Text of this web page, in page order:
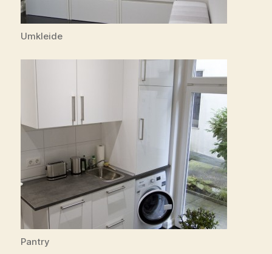
Umkleide
Pantry